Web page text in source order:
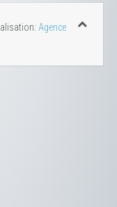
Agence